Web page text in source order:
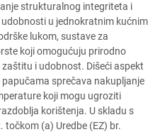
strukturalnog integriteta i
u jednokratnim kućnim
lukom, sustave za
koji omogućuju prirodno
i udobnost. Dišeći aspekt
sprečava nakupljanje
koji mogu ugroziti
korištenja. U skladu s
(a) Uredbe (EZ) br.